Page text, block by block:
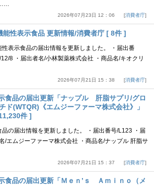
……
2026年07月23日 12：06 消費者庁
能性表示食品 更新情報/消費者庁 [ 8件 ]
性表示食品の届出情報を更新しました。 ・届出番
8 ・届出者名/小林製薬株式会社 ・商品名/キオクリ
2026年07月21日 15：38 消費者庁
食品の届出更新「ナップル 肝脂サプリ/グロ
ド(WTQR)《エムジーファーマ株式会社》」
件 ]
の届出情報を更新しました。 ・届出番号/L123 ・届
/エムジーファーマ株式会社 ・商品名/ナップル 肝脂サ
2026年07月21日 15：37 消費者庁
食品の届出更新「Ｍｅｎ’ｓ Ａｍｉｎｏ（メ